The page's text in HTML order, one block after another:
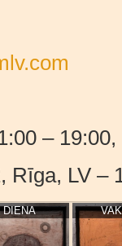
–
Rīga, LV –
DIENA